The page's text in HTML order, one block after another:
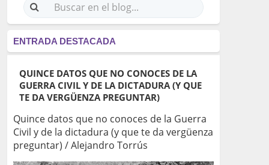
ENTRADA DESTACADA
QUINCE DATOS QUE NO CONOCES DE LA
GUERRA CIVIL Y DE LA DICTADURA (Y QUE
TE DA VERGÜENZA PREGUNTAR)
Quince datos que no conoces de la Guerra
Civil y de la dictadura (y que te da vergüenza
preguntar) / Alejandro Torrús